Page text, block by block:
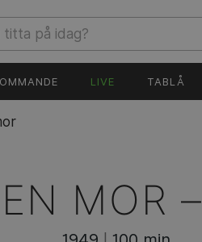
LIVE TABLÅ
MOR –